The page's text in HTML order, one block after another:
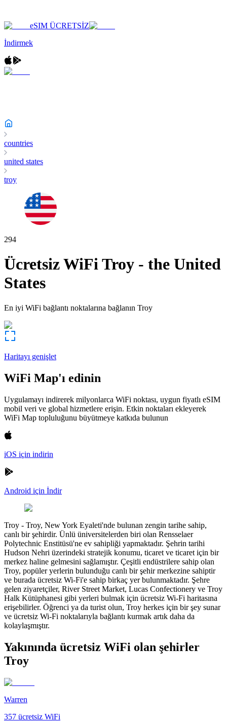
eSIM ÜCRETSİZ
İndirmek
countries
united states
troy
294
Ücretsiz WiFiTroy - the United
States
En iyi WiFi bağlantı noktalarına bağlanın Troy
Haritayı genişlet
WiFi Map'ı edinin
Uygulamayı indirerek milyonlarca WiFi noktası, uygun fiyatlı eSIM
mobil veri ve global hizmetlere erişin. Etkin noktaları ekleyerek
WiFi Map topluluğunu büyütmeye katkıda bulunun
iOS için indirin
Android için İndir
Troy - Troy, New York Eyaleti'nde bulunan zengin tarihe sahip,
canlı bir şehirdir. Ünlü üniversitelerden biri olan Rensselaer
Polytechnic Enstitüsü'ne ev sahipliği yapmaktadır. Şehrin tarihi
Hudson Nehri üzerindeki stratejik konumu, ticaret ve ticaret için bir
merkez haline gelmesini sağlamıştır. Çeşitli endüstrilere sahip olan
Troy, popüler yerlerin bulunduğu canlı bir şehir merkezine sahiptir
ve burada ücretsiz Wi-Fi'e sahip birkaç yer bulunmaktadır. Şehre
gelen ziyaretçiler, River Street Market, Lucas Confectionery ve Troy
Halk Kütüphanesi gibi yerleri bulmak için ücretsiz Wi-Fi haritasına
erişebilirler. Öğrenci ya da turist olun, Troy herkes için bir şey sunar
ve ücretsiz Wi-Fi noktalarıyla bağlantı kurmak artık daha da
kolaylaşmıştır.
Yakınında ücretsiz WiFi olan şehirler
Troy
Warren
357 ücretsiz WiFi